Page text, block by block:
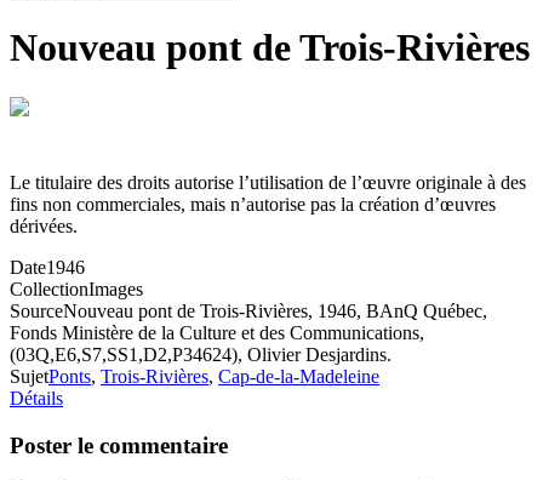
Nouveau pont de Trois-Rivières
Le titulaire des droits autorise l’utilisation de l’œuvre originale à des
fins non commerciales, mais n’autorise pas la création d’œuvres
dérivées.
Date1946
CollectionImages
SourceNouveau pont de Trois-Rivières, 1946, BAnQ Québec,
Fonds Ministère de la Culture et des Communications,
(03Q,E6,S7,SS1,D2,P34624), Olivier Desjardins.
SujetPonts, Trois-Rivières, Cap-de-la-Madeleine
Détails
Poster le commentaire